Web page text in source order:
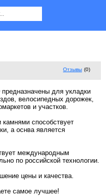
Отзывы (0)
для укладки
велосипедных дорожек,
и участков.
способствует
а оснва является
международным
по российской технологии.
цены и качества.
самое лучшее!